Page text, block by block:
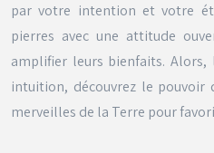
par votre intention et votre
pierres avec une attitude
amplifier leurs bienfaits. Alors,
intuition, découvrez le pouvoir
merveilles de la Terre pour